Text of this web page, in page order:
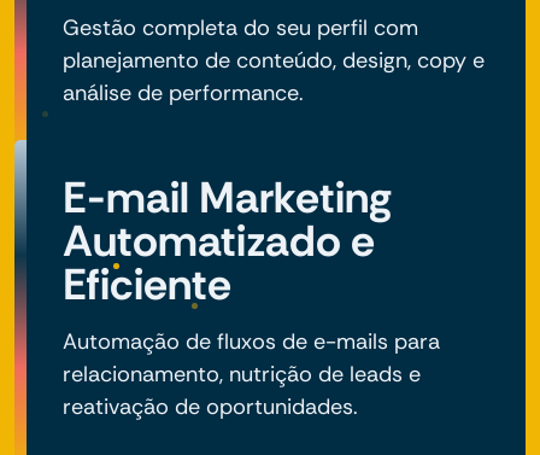
Gestão completa do seu perfil com
planejamento de conteúdo, design, copy e
análise de performance.
E-mail Marketing
Automatizado e
Eficiente
Automação de fluxos de e-mails para
relacionamento, nutrição de leads e
reativação de oportunidades.